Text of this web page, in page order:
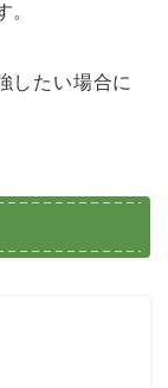
。
したい場合に